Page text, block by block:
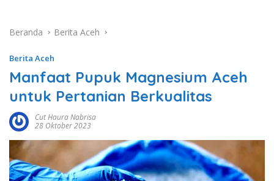
Beranda Berita Aceh
Berita Aceh
Manfaat Pupuk Magnesium Aceh
untuk Pertanian Berkualitas
Cut Haura Nabrisa
28 Oktober 2023